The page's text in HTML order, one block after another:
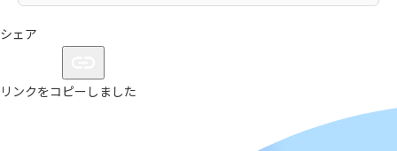
シェア
リンクをコピーしました